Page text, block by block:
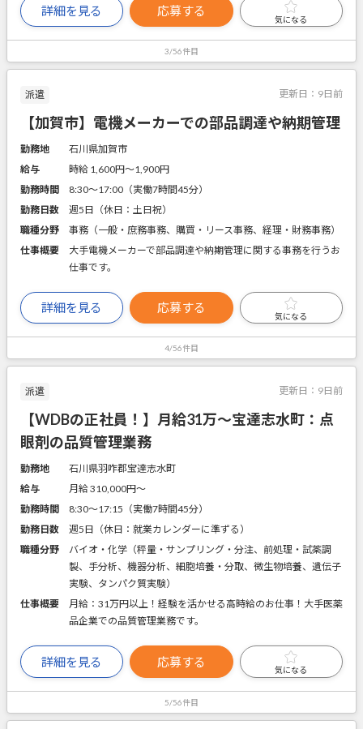
詳細を見る 応募する
気になる
3/56件目
派遣 更新日： 9日前
【加賀市】電機メーカーでの部品調達や納期管理
勤務地
石川県加賀市
給与
時給 1,600円〜1,900円
勤務時間
8:30～17:00（実働7時間45分）
勤務日数
週5日（休日：土日祝）
職種分野
事務（一般・庶務事務、購買・リース事務、経理・財務事務）
仕事概要
大手電機メーカーで部品調達や納期管理に関する事務を行うお
仕事です。
詳細を見る 応募する
気になる
4/56件目
派遣 更新日： 9日前
【WDBの正社員！】月給31万～宝達志水町：点
眼剤の品質管理業務
勤務地
石川県羽咋郡宝達志水町
給与
月給 310,000円〜
勤務時間
8:30～17:15（実働7時間45分）
勤務日数
週5日（休日：就業カレンダーに準ずる）
職種分野
バイオ・化学（秤量・サンプリング・分注、前処理・試薬調
製、手分析、機器分析、細胞培養・分取、微生物培養、遺伝子
実験、タンパク質実験）
仕事概要
月給：31万円以上！経験を活かせる高時給のお仕事！大手医薬
品企業での品質管理業務です。
詳細を見る 応募する
気になる
5/56件目